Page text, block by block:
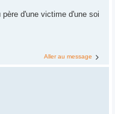
d'une victime d'une soi
Aller au message